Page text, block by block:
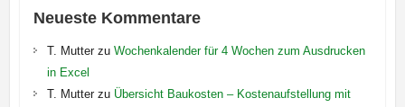
Neueste Kommentare
T. Mutterzu Wochenkalender für 4 Wochen zum Ausdrucken
in Excel
T. Mutterzu Übersicht Baukosten – Kostenaufstellung mit